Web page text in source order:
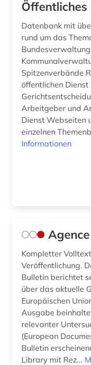
bundesländer (1)
bundesrecht (13)
bundeswehr (1)
byzanz (1)
Datenbank mit
rund um das
Bundesverwaltung Länderverwaltung
Kommunalverwaltung
Spitzenverbände Rechtsquellen für den
öffentlichen Dienst Gerichte und
Gerichtsentscheidungen
Arbeitgeber und
Dienst Webseiten und Datenbanken zu
einzelnen
Informationen
Kompletter
Veröffentlichung.
Bulletin berichtet
über das aktuelle
Europäischen Union. Die CD-ROM/DVD-
Ausgabe
relevanter
(European
Bulletin
Library mit Rez...